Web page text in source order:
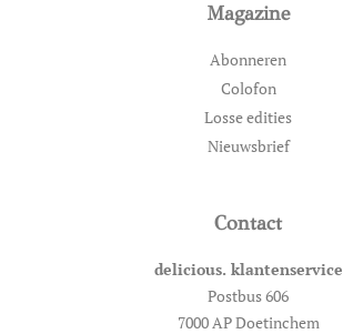
Magazine
Abonneren
Colofon
Losse edities
Nieuwsbrief
Contact
delicious. klantenservice
Postbus 606
7000 AP Doetinchem